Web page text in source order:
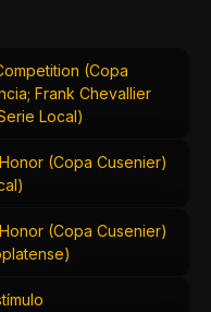
(Copa
Frank Chevallier
Local)
(Copa Cusenier)
(Copa Cusenier)